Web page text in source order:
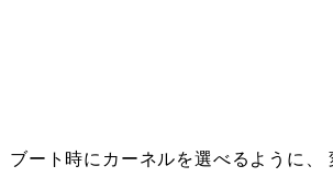
ブート時にカーネルを選べるように、